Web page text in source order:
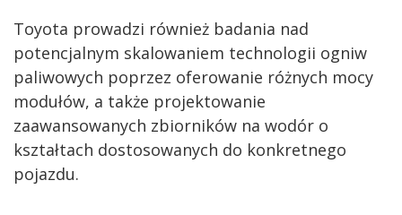
Toyota prowadzi również badania nad
potencjalnym skalowaniem technologii ogniw
paliwowych poprzez oferowanie różnych mocy
modułów, a także projektowanie
zaawansowanych zbiorników na wodór o
kształtach dostosowanych do konkretnego
pojazdu.